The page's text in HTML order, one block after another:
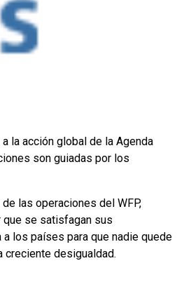
la acción global de la Agenda
son guiadas por los
las operaciones del WFP,
que se satisfagan sus
los países para que nadie quede
creciente desigualdad.